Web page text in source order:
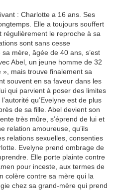
: Charlotte a 16 ans. Ses
Elle a toujours souffert
le reproche à sa
sont sans cesse
mère, âgée de 40 ans, s’est
Abel, un jeune homme de 32
mais trouve finalement sa
souvent en sa faveur dans les
qui parvient à poser des limites
qu’Evelyne est de plus
de sa fille. Abel devient son
très mûre, s’éprend de lui et
relation amoureuse, qu’ils
relations sexuelles, consenties
Evelyne prend ombrage de
Elle porte plainte contre
pour inceste, aux termes de
colère contre sa mère qui la
chez sa grand-mère qui prend